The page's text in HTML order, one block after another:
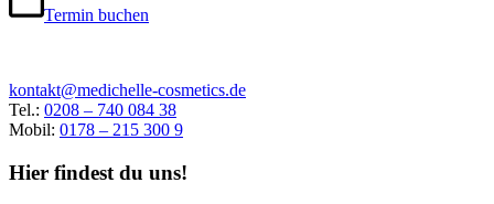
Termin buchen
kontakt@medichelle-cosmetics.de
Tel.: 0208 – 740 084 38
Mobil: 0178 – 215 300 9
Hier findest du uns!